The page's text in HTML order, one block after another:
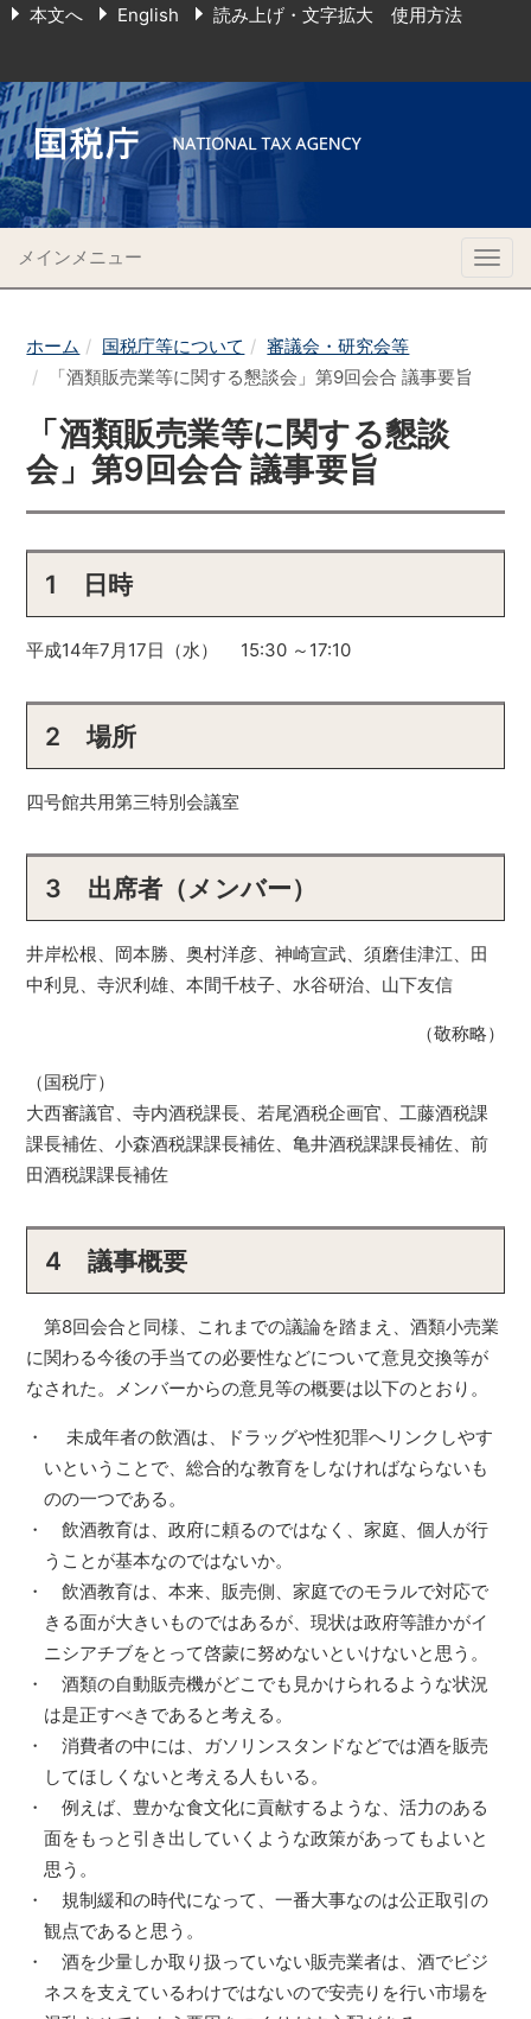
本文へ English 読み上げ・文字拡大 使用方法
メインメニュー
ホーム 国税庁等について
審議会・研究会等
「酒類販売業等に関する懇談会」第9回会合 議事要旨
「酒類販売業等に関する懇談
会」第9回会合 議事要旨
1 日時
平成14年7月17日（水） 15:30 ～17:10
2 場所
四号館共用第三特別会議室
3 出席者（メンバー）
井岸松根、岡本勝、奥村洋彦、神崎宣武、須磨佳津江、田
中利見、寺沢利雄、本間千枝子、水谷研治、山下友信
（敬称略）
（国税庁）
大西審議官、寺内酒税課長、若尾酒税企画官、工藤酒税課
課長補佐、小森酒税課課長補佐、亀井酒税課課長補佐、前
田酒税課課長補佐
4 議事概要
第8回会合と同様、これまでの議論を踏まえ、酒類小売業
に関わる今後の手当ての必要性などについて意見交換等が
なされた。メンバーからの意見等の概要は以下のとおり。
・ 未成年者の飲酒は、ドラッグや性犯罪へリンクしやす
いということで、総合的な教育をしなければならないも
のの一つである。
・ 飲酒教育は、政府に頼るのではなく、家庭、個人が行
うことが基本なのではないか。
・ 飲酒教育は、本来、販売側、家庭でのモラルで対応で
きる面が大きいものではあるが、現状は政府等誰かがイ
ニシアチブをとって啓蒙に努めないといけないと思う。
・ 酒類の自動販売機がどこでも見かけられるような状況
は是正すべきであると考える。
・ 消費者の中には、ガソリンスタンドなどでは酒を販売
してほしくないと考える人もいる。
・ 例えば、豊かな食文化に貢献するような、活力のある
面をもっと引き出していくような政策があってもよいと
思う。
・ 規制緩和の時代になって、一番大事なのは公正取引の
観点であると思う。
・ 酒を少量しか取り扱っていない販売業者は、酒でビジ
ネスを支えているわけではないので安売りを行い市場を